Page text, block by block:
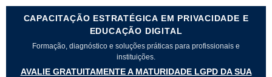
CAPACITAÇÃO ESTRATÉGICA EM PRIVACIDADE E
EDUCAÇÃO DIGITAL
Formação, diagnóstico e soluções práticas para profissionais e
instituições.
AVALIE GRATUITAMENTE A MATURIDADE LGPD DA SUA